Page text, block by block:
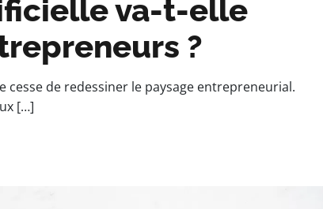
va-t-elle
?
cesse de redessiner le paysage entrepreneurial.
[…]